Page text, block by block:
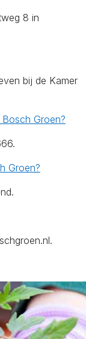
8 in
bij de Kamer
Groen?
Groen?